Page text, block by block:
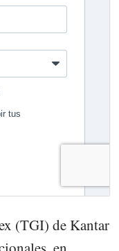
(TGI) de Kantar